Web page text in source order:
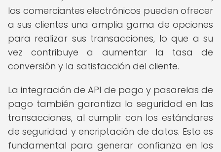
los comerciantes electrónicos pueden ofrecer
a sus clientes una amplia gama de opciones
para realizar sus transacciones, lo que a su
vez contribuye a aumentar la tasa de
conversión y la satisfacción del cliente.
La integración de API de pago y pasarelas de
pago también garantiza la seguridad en las
transacciones, al cumplir con los estándares
de seguridad y encriptación de datos. Esto es
fundamental para generar confianza en los